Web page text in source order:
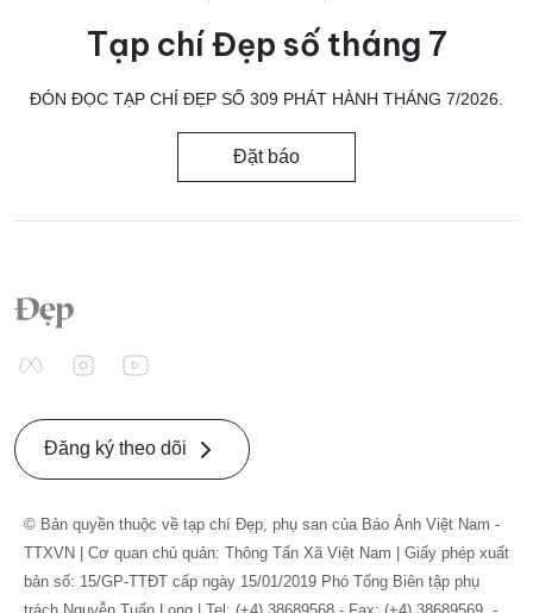
Tạp chí Đẹp số tháng 7
ĐÓN ĐỌC TẠP CHÍ ĐẸP SỐ 309 PHÁT HÀNH THÁNG 7/2026.
Đặt báo
Đăng ký theo dõi
© Bản quyền thuộc về tạp chí Đẹp, phụ san của Báo Ảnh Việt Nam -
TTXVN | Cơ quan chủ quản: Thông Tấn Xã Việt Nam | Giấy phép xuất
bản số: 15/GP-TTĐT cấp ngày 15/01/2019 Phó Tổng Biên tập phụ